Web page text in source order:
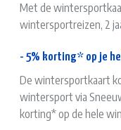
Met de
wintersportreizen, 2
- 5% korting* op je
De wintersportkaart
wintersport via
korting* op de hele